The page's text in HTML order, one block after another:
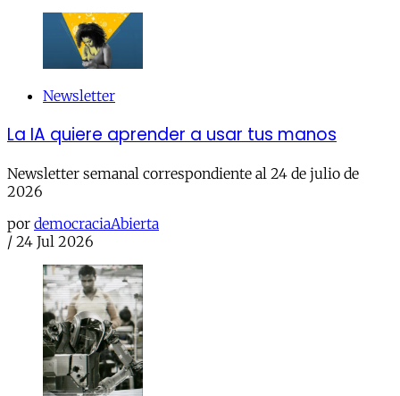
Newsletter
La IA quiere aprender a usar tus manos
Newsletter semanal correspondiente al 24 de julio de
2026
por democraciaAbierta
/ 24 Jul 2026